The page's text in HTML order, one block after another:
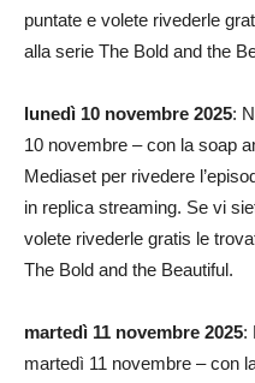
puntate e volete rivederle
alla serie The Bold and the
lunedì 10 novembre 2025:
10 novembre – con la soap
Mediaset per rivedere
in replica streaming. Se vi
volete rivederle gratis le
The Bold and the Beautiful.
martedì 11 novembre 2025:
martedì 11 novembre – con